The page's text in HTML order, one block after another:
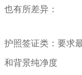
也有所差异：
护照签证类：要求
和背景纯净度